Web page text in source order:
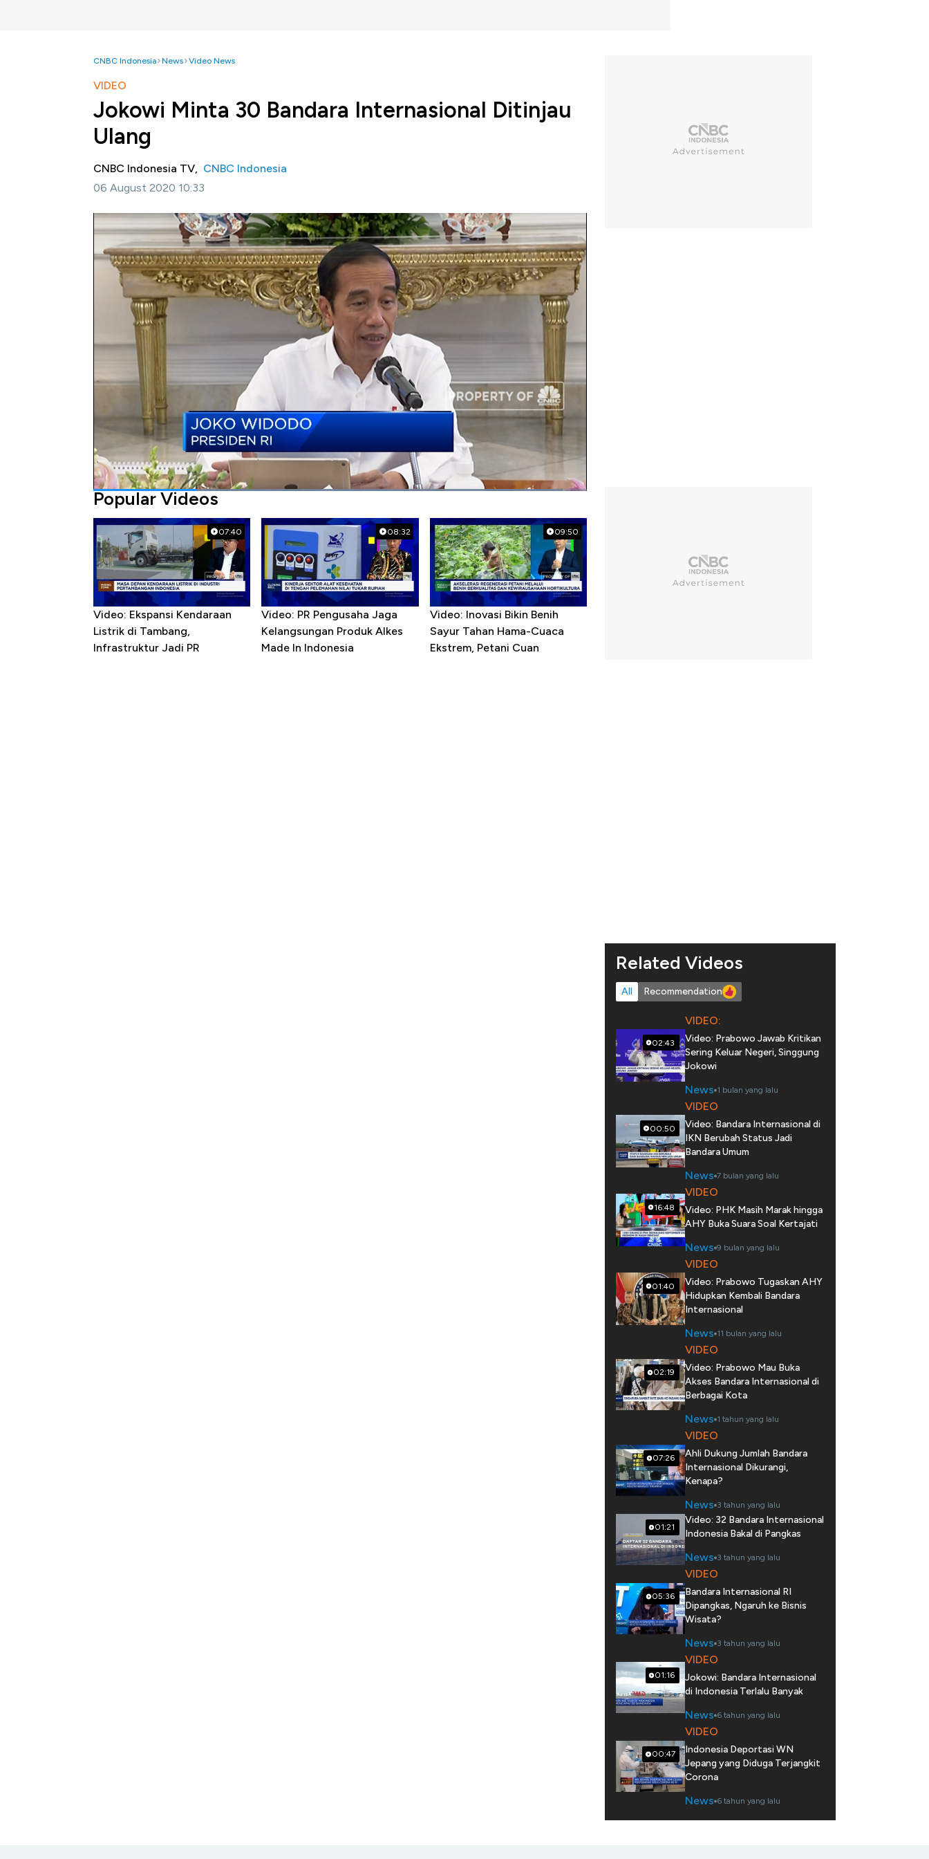
CNBC Indonesia News Video News
VIDEO
Jokowi Minta 30 Bandara Internasional Ditinjau
Ulang
CNBC Indonesia TV, CNBC Indonesia
06 August 2020 10:33
Jakarta, CNBC Indonesia -Presiden Joko Widodo meminta agar jumlah bandara internasional
ditinjau ulang. Menurutnya, bandara internasional yang ada saat ini cukup banyak dan tidak merata.
Ke depan, Jokowi minta agar dilihat berdasarkan letak geografis untuk dapat memaksimalkan potensi
pariwisata di dalam negeri.
Simak penjelasan Jokowi dalam video berikut ini.
Bagikan:
#bandara internasional #jokowi
Popular Videos
07:40
Video: Ekspansi Kendaraan
Listrik di Tambang,
Infrastruktur Jadi PR
08:32
Video: PR Pengusaha Jaga
Kelangsungan Produk Alkes
Made In Indonesia
09:50
Video: Inovasi Bikin Benih
Sayur Tahan Hama-Cuaca
Ekstrem, Petani Cuan
Related Videos
All Recommendation
02:43
VIDEO:
Video: Prabowo Jawab Kritikan
Sering Keluar Negeri, Singgung
Jokowi
News 1 bulan yang lalu
00:50
VIDEO
Video: Bandara Internasional di
IKN Berubah Status Jadi
Bandara Umum
News 7 bulan yang lalu
16:48
VIDEO
Video: PHK Masih Marak hingga
AHY Buka Suara Soal Kertajati
News 9 bulan yang lalu
01:40
VIDEO
Video: Prabowo Tugaskan AHY
Hidupkan Kembali Bandara
Internasional
News 11 bulan yang lalu
02:19
VIDEO
Video: Prabowo Mau Buka
Akses Bandara Internasional di
Berbagai Kota
News 1 tahun yang lalu
07:26
VIDEO
Ahli Dukung Jumlah Bandara
Internasional Dikurangi,
Kenapa?
News 3 tahun yang lalu
01:21
Video: 32 Bandara Internasional
Indonesia Bakal di Pangkas
News 3 tahun yang lalu
05:36
VIDEO
Bandara Internasional RI
Dipangkas, Ngaruh ke Bisnis
Wisata?
News 3 tahun yang lalu
01:16
VIDEO
Jokowi: Bandara Internasional
di Indonesia Terlalu Banyak
News 6 tahun yang lalu
00:47
VIDEO
Indonesia Deportasi WN
Jepang yang Diduga Terjangkit
Corona
News 6 tahun yang lalu